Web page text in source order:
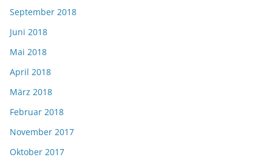
September 2018
Juni 2018
Mai 2018
April 2018
März 2018
Februar 2018
November 2017
Oktober 2017